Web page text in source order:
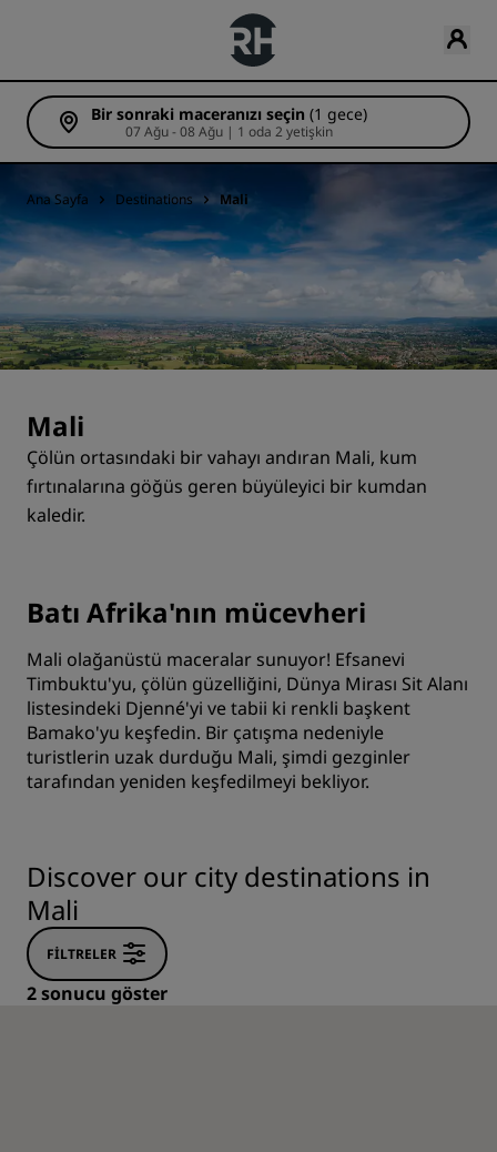
Bir sonraki maceranızı seçin (1 gece)
07 Ağu - 08 Ağu | 1 oda 2 yetişkin
Ana Sayfa Destinations Mali
Mali
Çölün ortasındaki bir vahayı andıran Mali, kum
fırtınalarına göğüs geren büyüleyici bir kumdan
kaledir.
Batı Afrika'nın mücevheri
Mali olağanüstü maceralar sunuyor! Efsanevi
Timbuktu'yu, çölün güzelliğini, Dünya Mirası Sit Alanı
listesindeki Djenné'yi ve tabii ki renkli başkent
Bamako'yu keşfedin. Bir çatışma nedeniyle
turistlerin uzak durduğu Mali, şimdi gezginler
tarafından yeniden keşfedilmeyi bekliyor.
Discover our city destinations in
Mali
FILTRELER
2 sonucu göster